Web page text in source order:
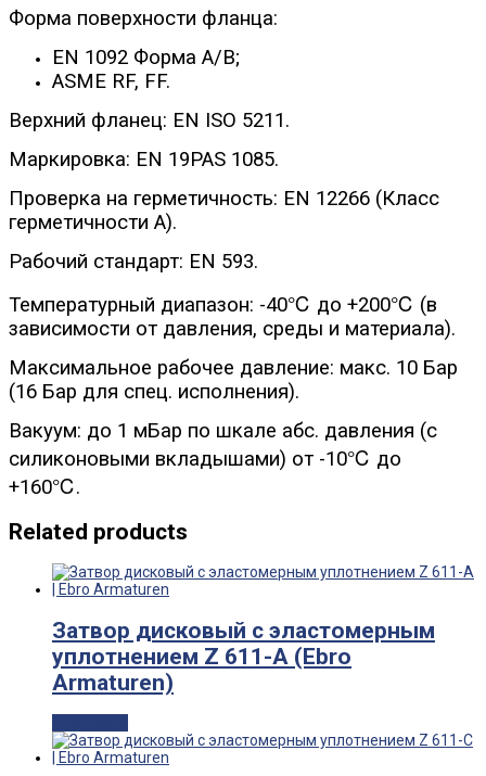
Форма поверхности фланца:
EN 1092 Форма А/B;
ASME RF, FF.
Верхний фланец: EN ISO 5211.
Маркировка: EN 19PAS 1085.
Проверка на герметичность: EN 12266 (Класс
герметичности A).
Рабочий стандарт: EN 593.
Температурный диапазон: -40℃ до +200℃ (в
зависимости от давления, среды и материала).
Максимальное рабочее давление: макс. 10 Бар
(16 Бар для спец. исполнения).
Вакуум: до 1 мБар по шкале абс. давления (с
силиконовыми вкладышами) от -10℃ до
+160℃.
Related products
Затвор дисковый с эластомерным
уплотнением Z 611-A (Ebro
Armaturen)